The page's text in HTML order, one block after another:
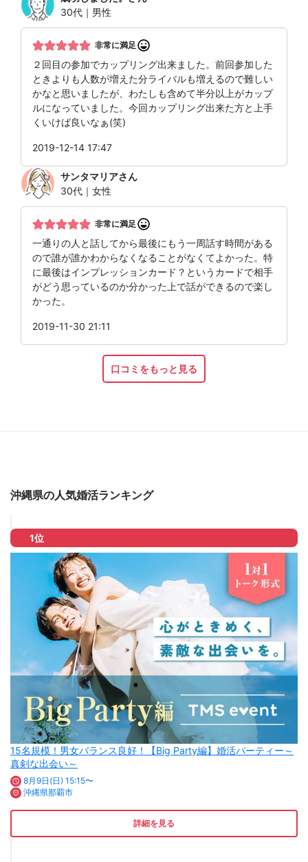
30代｜男性
非常に満足
２回目の参加でカップリング出来ました。前回参加した
ときよりも人数が増えた分ライバルも増えるので難しい
かなと思いましたが、わたしも含めて半分以上がカップ
ルになっていました。今回カップリング出来た方と上手
くいけば良いなぁ(笑)
2019-12-14 17:47
サンタマリアさん
30代｜女性
非常に満足
一通りの人と話してから最後にもう一周話す時間がある
ので誰が誰かわからなくなることがなくてよかった。特
に最後はインプレッションカード？というカードで相手
がどう思っているのか分かった上で話ができるので楽し
かった。
2019-11-30 21:11
口コミをもっと見る
沖縄県の人気婚活ランキング
1位
15名規模！男女バランス良好！【Big Party編】婚活パーティー～
真剣な出会い～
8月9日(日) 15:15〜
沖縄県那覇市
詳細を見る